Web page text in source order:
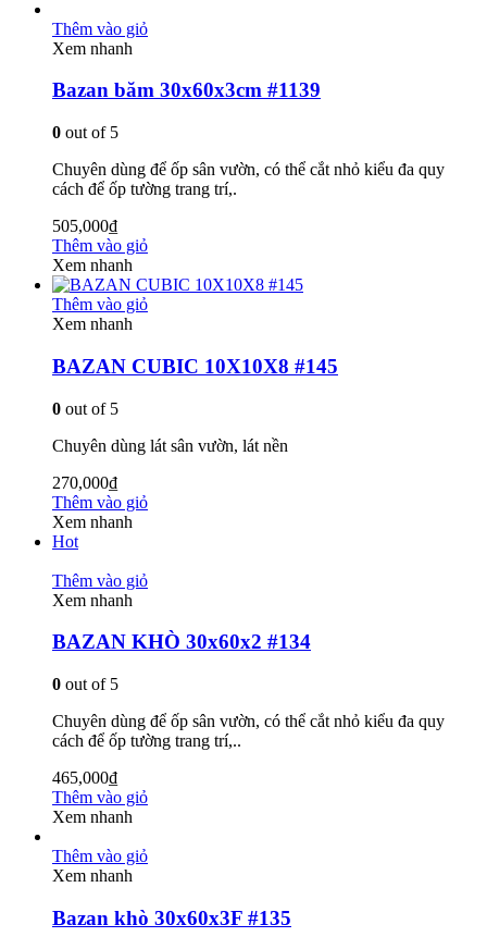
Thêm vào giỏ
Xem nhanh
Bazan băm 30x60x3cm #1139
0 out of 5
Chuyên dùng để ốp sân vườn, có thể cắt nhỏ kiểu đa quy
cách để ốp tường trang trí,.
505,000₫
Thêm vào giỏ
Xem nhanh
Thêm vào giỏ
Xem nhanh
BAZAN CUBIC 10X10X8 #145
0 out of 5
Chuyên dùng lát sân vườn, lát nền
270,000₫
Thêm vào giỏ
Xem nhanh
Hot
Thêm vào giỏ
Xem nhanh
BAZAN KHÒ 30x60x2 #134
0 out of 5
Chuyên dùng để ốp sân vườn, có thể cắt nhỏ kiểu đa quy
cách để ốp tường trang trí,..
465,000₫
Thêm vào giỏ
Xem nhanh
Thêm vào giỏ
Xem nhanh
Bazan khò 30x60x3F #135